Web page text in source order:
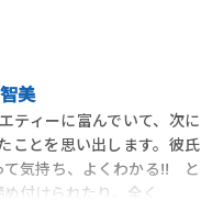
美
ィーに富んでいて、次に
ことを思い出します。彼氏
て気持ち、よくわかる!! と
付けられたり。全く